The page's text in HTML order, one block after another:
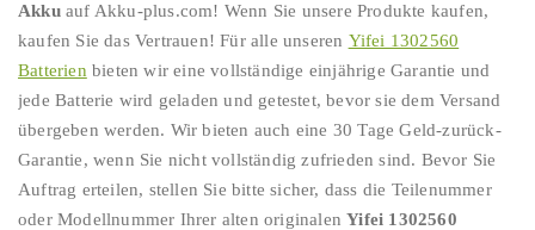
Akkuauf Akku-plus.com! Wenn Sie unsere Produkte kaufen,
kaufen Sie das Vertrauen! Für alle unseren Yifei 1302560
Batterien bieten wir eine vollständige einjährige Garantie und
jede Batterie wird geladen und getestet, bevor sie dem Versand
übergeben werden. Wir bieten auch eine 30 Tage Geld-zurück-
Garantie, wenn Sie nicht vollständig zufrieden sind. Bevor Sie
Auftrag erteilen, stellen Sie bitte sicher, dass die Teilenummer
oder Modellnummer Ihrer alten originalenYifei 1302560